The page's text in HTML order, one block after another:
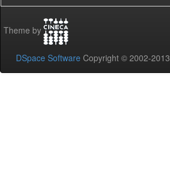
Theme by
DSpace Software Copyright © 2002-2013